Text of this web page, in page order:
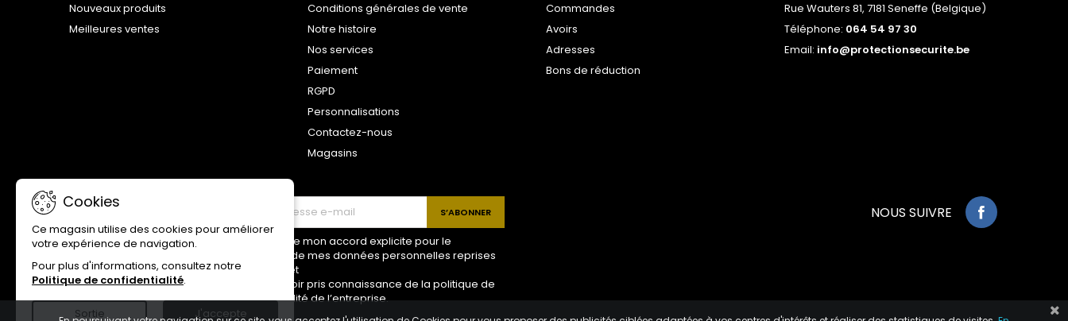
Nouveaux produits
Meilleures ventes
Conditions générales de vente
Notre histoire
Nos services
Paiement
RGPD
Personnalisations
Contactez-nous
Magasins
Commandes
Avoirs
Adresses
Bons de réduction
Rue Wauters 81, 7181 Seneffe (Belgique)
Téléphone: 064 54 97 30
Email: info@protectionsecurite.be
Cookies
Ce magasin utilise des cookies pour améliorer
votre expérience de navigation.
Pour plus d'informations, consultez notre
Politique de confidentialité.
Sortie J'accepte
LETTRE D'INFORMATIONS
Je donne mon accord explicite pour le
traitement de mes données personnelles reprises
ci-dessus et
déclare avoir pris connaissance de la politique de
confidentialité de l’entreprise.
NOUS SUIVRE